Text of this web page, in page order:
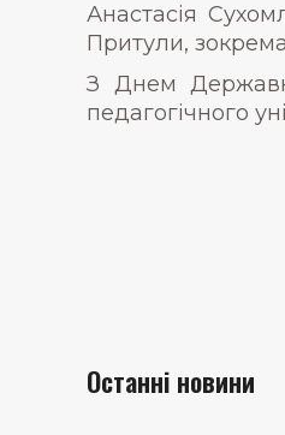
Анастасія
Притули,
З Днем
педагогічного
Останні новини